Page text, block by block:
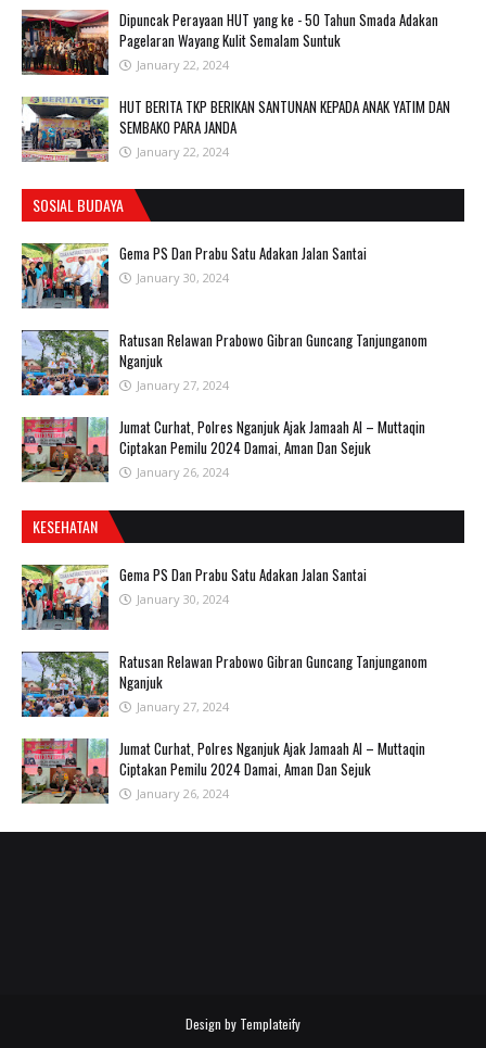
Dipuncak Perayaan HUT yang ke - 50 Tahun Smada Adakan
Pagelaran Wayang Kulit Semalam Suntuk
January 22, 2024
HUT BERITA TKP BERIKAN SANTUNAN KEPADA ANAK YATIM DAN
SEMBAKO PARA JANDA
January 22, 2024
SOSIAL BUDAYA
Gema PS Dan Prabu Satu Adakan Jalan Santai
January 30, 2024
Ratusan Relawan Prabowo Gibran Guncang Tanjunganom
Nganjuk
January 27, 2024
Jumat Curhat, Polres Nganjuk Ajak Jamaah Al – Muttaqin
Ciptakan Pemilu 2024 Damai, Aman Dan Sejuk
January 26, 2024
KESEHATAN
Gema PS Dan Prabu Satu Adakan Jalan Santai
January 30, 2024
Ratusan Relawan Prabowo Gibran Guncang Tanjunganom
Nganjuk
January 27, 2024
Jumat Curhat, Polres Nganjuk Ajak Jamaah Al – Muttaqin
Ciptakan Pemilu 2024 Damai, Aman Dan Sejuk
January 26, 2024
Design by Templateify